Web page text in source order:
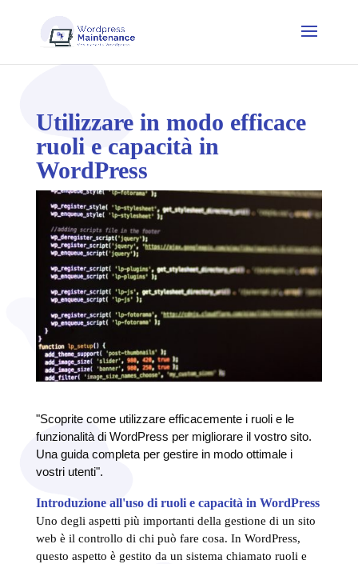
Utilizzare in modo efficace
ruoli e capacità in
WordPress
"Scoprite come utilizzare efficacemente i ruoli e le
funzionalità di WordPress per migliorare il vostro sito.
Una guida completa per gestire in modo ottimale i
vostri utenti".
Introduzione all'uso di ruoli e capacità in WordPress
Uno degli aspetti più importanti della gestione di un sito
web è il controllo di chi può fare cosa. In WordPress,
questo aspetto è gestito da un sistema chiamato ruoli e